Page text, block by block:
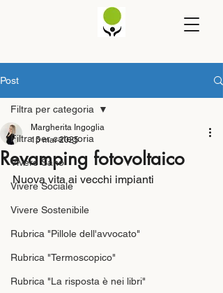
Post
Filtra per categoria
Vivere Sano
Vivere Sociale
Vivere Sostenibile
Rubrica "Pillole dell'avvocato"
Rubrica "Termoscopico"
Rubrica "La risposta è nei libri"
Filtra per categoria
Revamping fotovoltaico
Margherita Ingoglia
15 mar 2025
Nuova vita ai vecchi impianti